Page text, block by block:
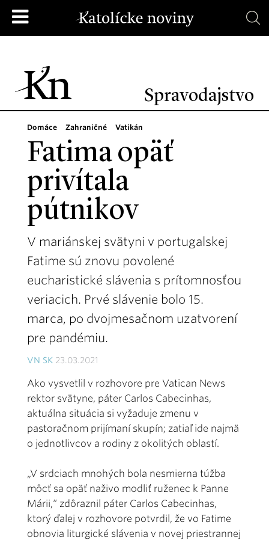
Spravodajstvo
Domáce Zahraničné Vatikán
Fatima opäť
privítala
pútnikov
V mariánskej svätyni v portugalskej
Fatime sú znovu povolené
eucharistické slávenia s prítomnosťou
veriacich. Prvé slávenie bolo 15.
marca, po dvojmesačnom uzatvorení
pre pandémiu.
VN SK 23.03.2021
Ako vysvetlil v rozhovore pre Vatican News
rektor svätyne, páter Carlos Cabecinhas,
aktuálna situácia si vyžaduje zmenu v
pastoračnom prijímaní skupín; zatiaľ ide najmä
o jednotlivcov a rodiny z okolitých oblastí.
„V srdciach mnohých bola nesmierna túžba
môcť sa opäť naživo modliť ruženec k Panne
Márii,“ zdôraznil páter Carlos Cabecinhas,
ktorý ďalej v rozhovore potvrdil, že vo Fatime
obnovia liturgické slávenia v novej priestrannej